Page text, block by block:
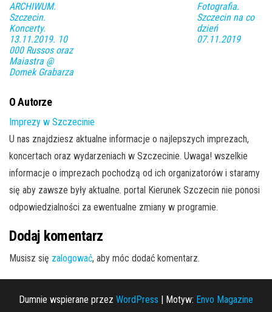
ARCHIWUM.
Szczecin.
Koncerty.
13.11.2019. 10
000 Russos oraz
Maiastra @
Domek Grabarza
Fotografia.
Szczecin na co
dzień
07.11.2019
O Autorze
Imprezy w Szczecinie
U nas znajdziesz aktualne informacje o najlepszych imprezach,
koncertach oraz wydarzeniach w Szczecinie. Uwaga! wszelkie
informacje o imprezach pochodzą od ich organizatorów i staramy
się aby zawsze były aktualne. portal Kierunek Szczecin nie ponosi
odpowiedzialności za ewentualne zmiany w programie.
Dodaj komentarz
Musisz się zalogować, aby móc dodać komentarz.
Dumnie wspierane przez WordPress | Motyw: Envo Magazine